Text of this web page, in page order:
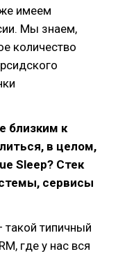
имеем
Мы знаем,
количество
близким к
в целом,
Sleep? Стек
сервисы
типичный
где у нас вся